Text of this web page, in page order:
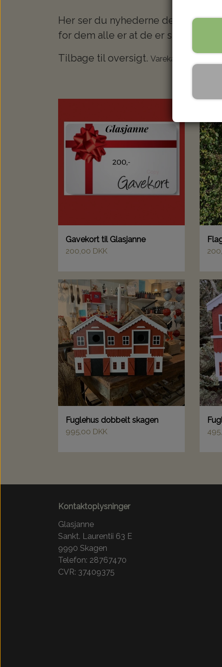
Her ser du nyhederne der er
for dem alle er at de er smukke
Tilbage til oversigt. Varekategorier
Gavekort til Glasjanne
200,00 DKK
Fuglehus dobbelt skagen
995,00 DKK
Kontaktoplysninger
Glasjanne
Sankt. Laurentii 63 E
9990 Skagen
Telefon: 28767470
CVR: 37409375